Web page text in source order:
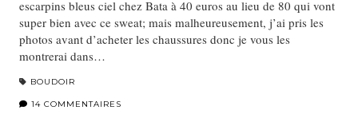
escarpins bleus ciel chez Bata à 40 euros au lieu de 80 qui vont
super bien avec ce sweat; mais malheureusement, j’ai pris les
photos avant d’acheter les chaussures donc je vous les
montrerai dans…
BOUDOIR
14 COMMENTAIRES